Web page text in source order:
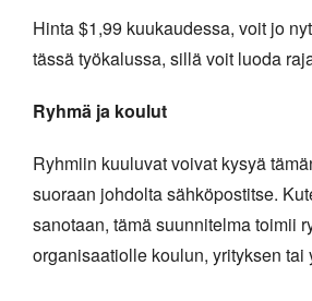
Hinta $1,99 kuukaudessa, voit jo
tässä työkalussa, sillä voit luoda
Ryhmä ja koulut
Ryhmiin kuuluvat voivat kysyä
suoraan johdolta sähköpostitse.
sanotaan, tämä suunnitelma toimii
organisaatiolle koulun, yrityksen tai